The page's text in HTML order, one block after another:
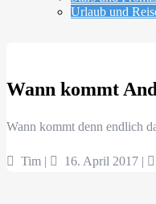
Urlaub und
Wann kommt
Wann kommt denn endlich
Tim | 16. April 2017 |